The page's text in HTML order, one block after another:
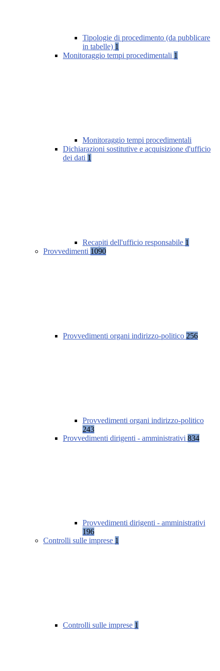
Tipologie di procedimento (da pubblicare
in tabelle) 1
Monitoraggio tempi procedimentali 1
Monitoraggio tempi procedimentali
Dichiarazioni sostitutive e acquisizione d'ufficio
dei dati 1
Recapiti dell'ufficio responsabile 1
Provvedimenti 1090
Provvedimenti organi indirizzo-politico 256
Provvedimenti organi indirizzo-politico
243
Provvedimenti dirigenti - amministrativi 834
Provvedimenti dirigenti - amministrativi
196
Controlli sulle imprese 1
Controlli sulle imprese 1